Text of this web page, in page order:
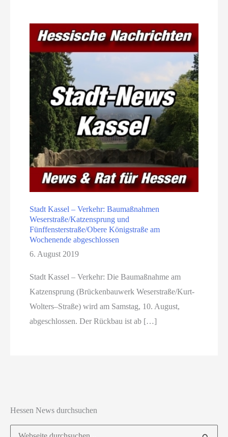
Stadt Kassel – Verkehr: Baumaßnahmen
Weserstraße/Katzensprung und
Fünffensterstraße/Obere Königstraße am
Wochenende abgeschlossen
6. August 2019
Stadt Kassel – Verkehr: Die Baumaßnahme am
Katzensprung (Brückenbauwerk Weserstraße/Kurt-
Wolters–Straße) wird am Samstag, 10. August,
abgeschlossen. Der Rückbau ist ab […]
Hessen News durchsuchen
Suchen